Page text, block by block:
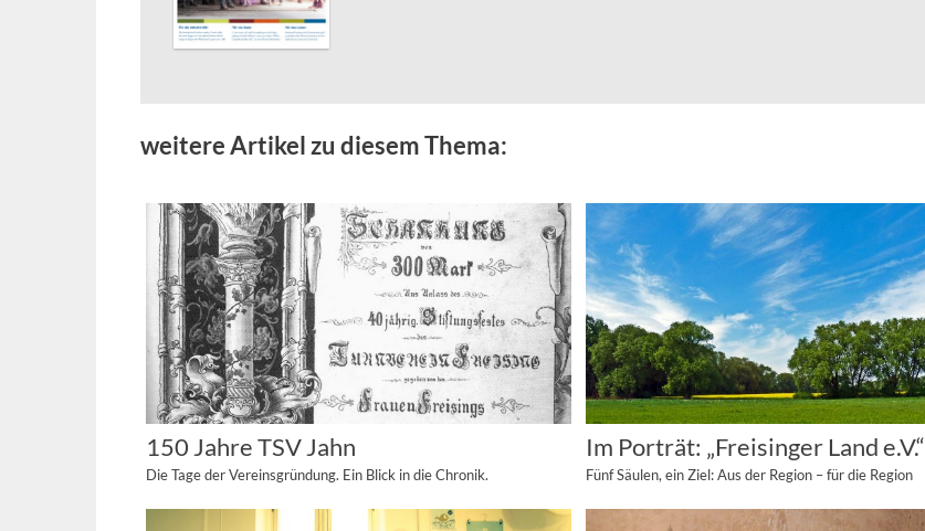
weitere Artikel zu diesem Thema:
150 Jahre TSV Jahn
Die Tage der Vereinsgründung. Ein Blick in die Chronik.
Im Porträt: „Freisinger Land e.V.“
Fünf Säulen, ein Ziel: Aus der Region – für die Region